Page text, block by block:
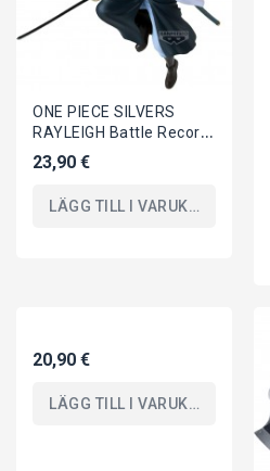
ONE PIECE SILVERS
RAYLEIGH Battle Record
Collection Figura Statua
17cm BANPRESTO
23,90 €
LÄGG TILL I VARUKORGEN
20,90 €
LÄGG TILL I VARUKORGEN